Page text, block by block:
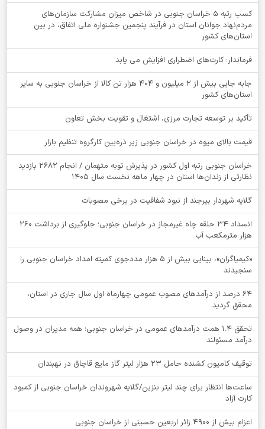
کسب رتبه ۵ خراسان جنوبی در شاخص میزان مشارکت سازمان‌های
مردم‌نهاد جوانان استان در فرآیند پنجمین جشنواره ملی اتفاق، در بین
استان‌های کشور
فرماندار: کارت‌های اضطراری افزایش می یابد
جابه جایی بیش از 2 میلیون و 404 هزار تن کالا از خراسان جنوبی به سایر
استان‌های کشور
تأکید بر توسعه تجارت مرزی، اشتغال و تقویت بخش تعاون
قیمت بالای میوه در خراسان جنوبی زیر ذره‌بین کارگروه تنظیم بازار
خراسان جنوبی رتبه اول کشور در پذیرش توبه متهمان / انجام ۲۶۸۲ بازدید
نظارتی از زندان‌ها استان در چهار ماهه نخست سال 1405
گلایه شهردار بیرجند از نبود شفافیت در برخی مصوبات
انسداد ۳۴ حلقه چاه غیرمجاز در خراسان جنوبی؛ جلوگیری از برداشت ۲۶۰
هزار مترمکعب آب
«کیمیاگران»، بینایی بیش از ۵ هزار مددجوی کمیته امداد خراسان جنوبی را
سنجیدند
64 درصد از درآمدهای مصوب عمومی چهارماه اول سال جاری در استان،
محقق گردید.
تحقق ۱.۴ همت درآمدهای عمومی در خراسان جنوبی؛ همه مدیران در وصول
درآمد مسئولند
توقيف کامیون کشنده حامل 23 هزار لیتر گاز مایع قاچاق در نهبندان
ساعت‌ها انتظار برای چند لیتر بنزین/گلایه شهروندان خراسان جنوبی از کمبود
کارت آزاد
اعزام بیش از 4900 زائر اربعین حسینی از خراسان جنوبی